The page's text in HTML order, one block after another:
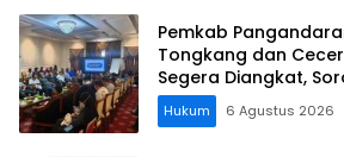
Pemkab
Tongkang dan
Segera Diangkat,
Koordinasi
Hukum 6 Agustus 2026